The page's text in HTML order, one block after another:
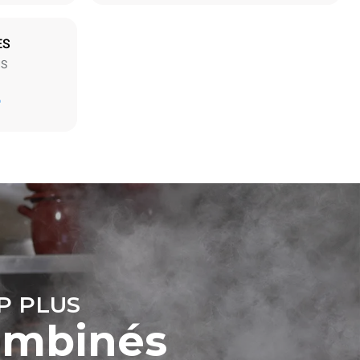
connecté;
en
produite
3 pleines charges de cuissons vapeur
2 heures à four vide à 180 °C
PLUS